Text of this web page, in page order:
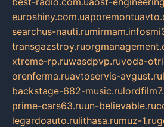
euroshiny.com.ua
searchus-nauti.rumirmam.info
transgazstroy.ru
xtreme-rp.ruwasdpvp.ruvoda-
orenferma.ruavtoservis-avgust.ru
backstage-682-music.ru
prime-cars63.ruun-believable.ru
legardoauto.rulithasa.rumuz-1.ru